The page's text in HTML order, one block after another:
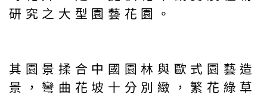
研究之大型園藝花園。
其園景揉合中國園林與歐式園藝造
景，彎曲花坡十分別緻，繁花綠草